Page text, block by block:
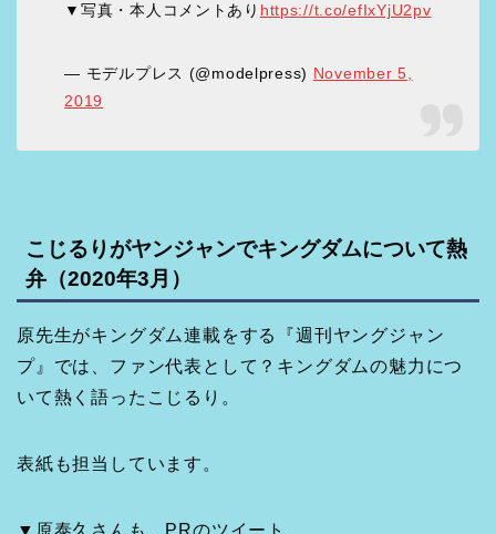
▼写真・本人コメントあり https://t.co/efIxYjU2pv
— モデルプレス (@modelpress) November 5,
2019
こじるりがヤンジャンでキングダムについて熱
弁（2020年3月）
原先生がキングダム連載をする『週刊ヤングジャン
プ』では、ファン代表として？キングダムの魅力につ
いて熱く語ったこじるり。
表紙も担当しています。
▼原泰久さんも、PRのツイート。